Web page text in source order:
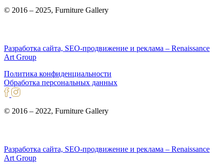
© 2016 – 2025, Furniture Gallery
Разработка сайта, SEO-продвижение и реклама – Renaissance
Art Group
Политика конфиденциальности
Обработка персональных данных
© 2016 – 2022, Furniture Gallery
Разработка сайта, SEO-продвижение и реклама – Renaissance
Art Group